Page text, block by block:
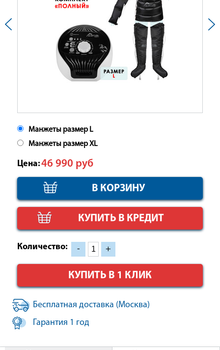
Манжеты размер L
Манжеты размер XL
Цена:46 990 руб
КУПИТЬ В КРЕДИТ
Количество: - +
КУПИТЬ В 1 КЛИК
Бесплатная доставка (Москва)
Гарантия 1 год